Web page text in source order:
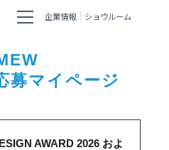
企業情報 ショウルーム
募マイページ
AWARD 2026 およ